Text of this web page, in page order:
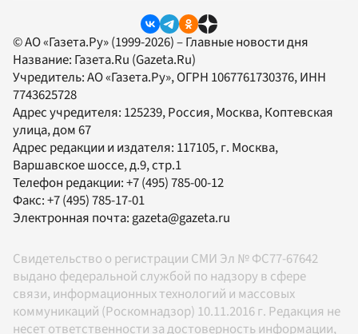
© АО «Газета.Ру» (1999-2026) – Главные новости дня
Название: Газета.Ru (Gazeta.Ru)
Учредитель:АО «Газета.Ру», ОГРН 1067761730376, ИНН
7743625728
Адрес учредителя: 125239, Россия, Москва, Коптевская
улица, дом 67
Адрес редакции и издателя: 117105, г. Москва,
Варшавское шоссе, д.9, стр.1
Телефон редакции:+7 (495) 785-00-12
Факс:+7 (495) 785-17-01
Электронная почта: gazeta@gazeta.ru
Свидетельство о регистрации СМИ Эл № ФС77-67642
выдано федеральной службой по надзору в сфере
связи, информационных технологий и массовых
коммуникаций (Роскомнадзор) 10.11.2016 г. Редакция не
несет ответственности за достоверность информации,